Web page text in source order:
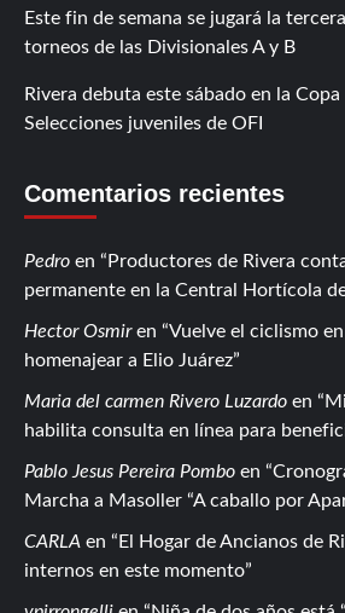
Este fin de semana se jugará la
torneos de las Divisionales A y B
Rivera debuta este sábado en la
Selecciones juveniles de OFI
Comentarios recientes
Pedro en
Productores de Rivera
permanente en la Central Hortícola
Hector Osmiren
Vuelve el ciclismo
homenajear a Elio Juárez
Maria del carmen Rivero Luzardo en
habilita consulta en línea para
Pablo Jesus Pereira Pombo en
Marcha a Masoller “A caballo por
CARLA en
El Hogar de Ancianos de
internos en este momento